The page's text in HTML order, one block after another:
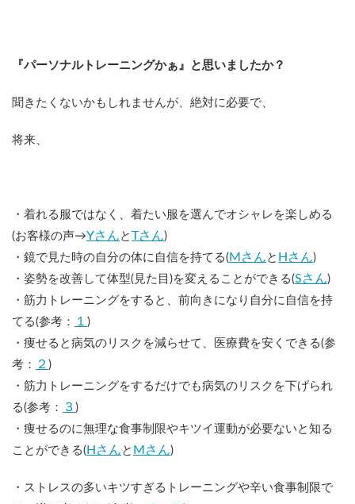
『パーソナルトレーニングかぁ』と思いましたか？
聞きたくないかもしれませんが、絶対に必要で、
将来、
・着れる服ではなく、着たい服を選んでオシャレを楽しめる
(お客様の声→Yさん と Tさん)
・鏡で見た時の自分の体に自信を持てる( Mさん と Hさん)
・姿勢を改善して体型(見た目)を変えることができる(Sさん)
・筋力トレーニングをすると、前向きになり自分に自信を持
てる(参考：
１ )
・痩せると病気のリスクを減らせて、医療費を安くできる(参
考：
２ )
・筋力トレーニングをするだけでも病気のリスクを下げられ
る(参考：
３ )
・痩せるのに無理な食事制限やキツイ運動が必要ないと知る
ことができる( Hさん と Mさん)
・ストレスの多いキツすぎるトレーニングや辛い食事制限で